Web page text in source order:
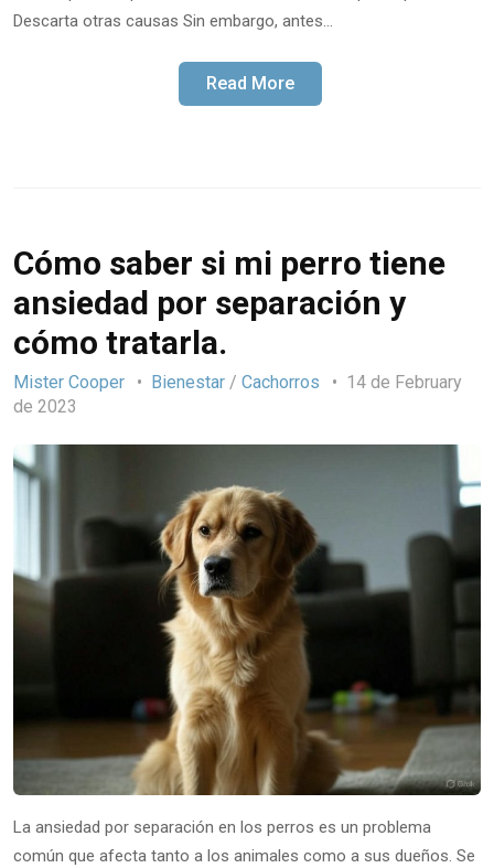
Descarta otras causas Sin embargo, antes…
Read More
Cómo saber si mi perro tiene
ansiedad por separación y
cómo tratarla.
Mister Cooper Bienestar / Cachorros
14 de February
de 2023
La ansiedad por separación en los perros es un problema
común que afecta tanto a los animales como a sus dueños. Se